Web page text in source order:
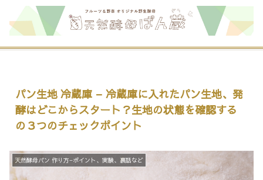
パン生地 冷蔵庫 – 冷蔵庫に入れたパン生地、発
酵はどこからスタート？生地の状態を確認する
の３つのチェックポイント
天然酵母パン 作り方−ポイント、実験、裏話など